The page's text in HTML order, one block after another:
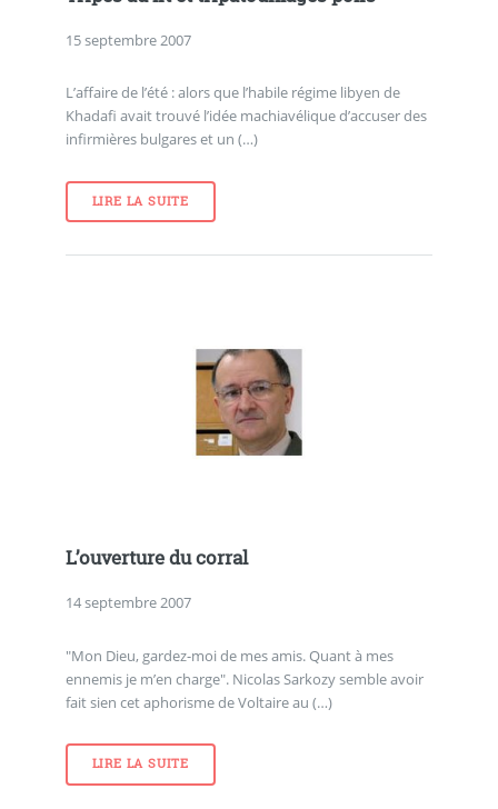
15 septembre 2007
L’affaire de l’été : alors que l’habile régime libyen de
Khadafi avait trouvé l’idée machiavélique d’accuser des
infirmières bulgares et un (…)
LIRE LA SUITE
L’ouverture du corral
14 septembre 2007
"Mon Dieu, gardez-moi de mes amis. Quant à mes
ennemis je m’en charge". Nicolas Sarkozy semble avoir
fait sien cet aphorisme de Voltaire au (…)
LIRE LA SUITE